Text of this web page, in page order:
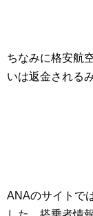
ちなみに格安航
いは返金される
ANAのサイトで